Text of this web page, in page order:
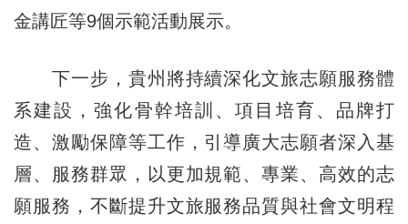
金講匠等9個示範活動展示。
下一步，貴州將持續深化文旅志願服務體
系建設，強化骨幹培訓、項目培育、品牌打
造、激勵保障等工作，引導廣大志願者深入基
層、服務群眾，以更加規範、專業、高效的志
願服務，不斷提升文旅服務品質與社會文明程